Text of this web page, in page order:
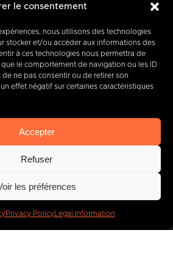
le consentement
nous utilisons des technologies
stocker et/ou accéder aux informations des
à ces technologies nous permettra de
le comportement de navigation ou les ID
de ne pas consentir ou de retirer son
effet négatif sur certaines caractéristiques
Accepter
Refuser
les préférences
Privacy Policy Legal Information
Rue des Quatre Fils Aymon
(0) 65 39 95 70
to
.